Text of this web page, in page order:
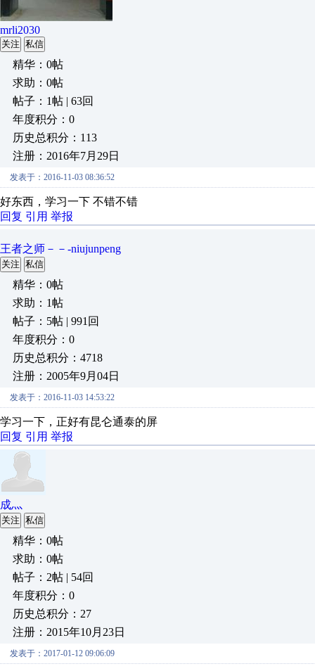
mrli2030
关注 私信
精华：0帖
求助：0帖
帖子：1帖 | 63回
年度积分：0
历史总积分：113
注册：2016年7月29日
发表于：2016-11-03 08:36:52
好东西，学习一下 不错不错
回复 引用 举报
王者之师－－-niujunpeng
关注 私信
精华：0帖
求助：1帖
帖子：5帖 | 991回
年度积分：0
历史总积分：4718
注册：2005年9月04日
发表于：2016-11-03 14:53:22
学习一下，正好有昆仑通泰的屏
回复 引用 举报
成灬
关注 私信
精华：0帖
求助：0帖
帖子：2帖 | 54回
年度积分：0
历史总积分：27
注册：2015年10月23日
发表于：2017-01-12 09:06:09